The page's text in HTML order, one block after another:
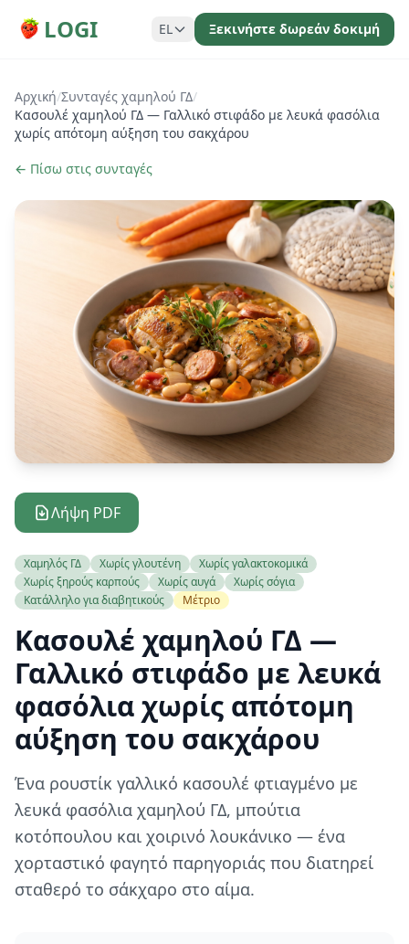
LOGI EL Ξεκινήστε δωρεάν δοκιμή
Αρχική/Συνταγές χαμηλού ΓΔ/
Κασουλέ χαμηλού ΓΔ — Γαλλικό στιφάδο με λευκά φασόλια
χωρίς απότομη αύξηση του σακχάρου
← Πίσω στις συνταγές
Λήψη PDF
Χαμηλός ΓΔ Χωρίς γλουτένη
Χωρίς γαλακτοκομικά
Χωρίς ξηρούς καρπούς
Χωρίς αυγά
Χωρίς σόγια
Κατάλληλο για διαβητικούς
Μέτριο
Κασουλέ χαμηλού ΓΔ —
Γαλλικό στιφάδο με λευκά
φασόλια χωρίς απότομη
αύξηση του σακχάρου
Ένα ρουστίκ γαλλικό κασουλέ φτιαγμένο με
λευκά φασόλια χαμηλού ΓΔ, μπούτια
κοτόπουλου και χοιρινό λουκάνικο — ένα
χορταστικό φαγητό παρηγοριάς που διατηρεί
σταθερό το σάκχαρο στο αίμα.